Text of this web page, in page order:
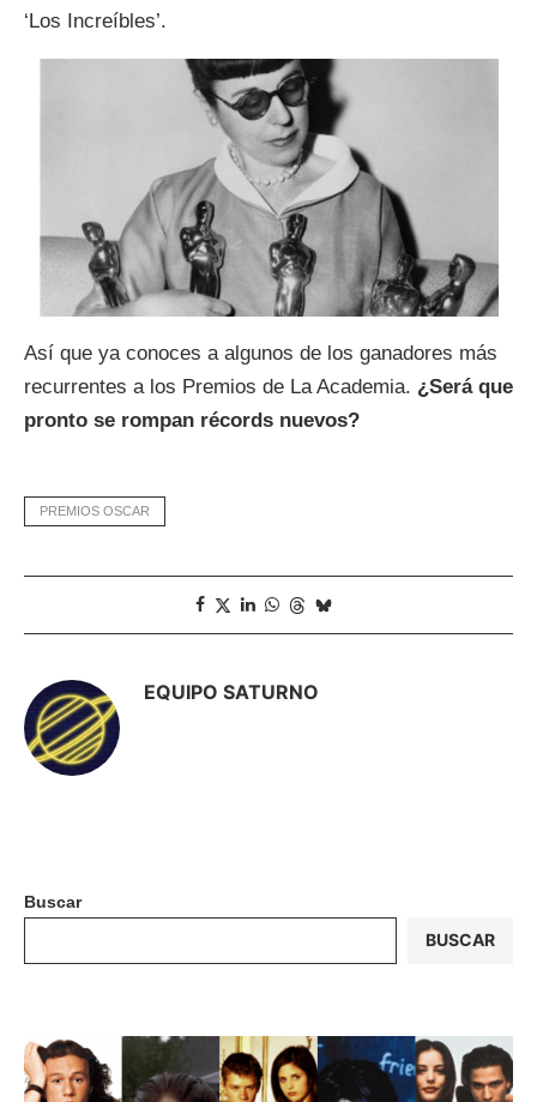
‘Los Increíbles’.
Así que ya conoces a algunos de los ganadores más
recurrentes a los Premios de La Academia. ¿Será que
pronto se rompan récords nuevos?
PREMIOS OSCAR
EQUIPO SATURNO
Buscar
BUSCAR